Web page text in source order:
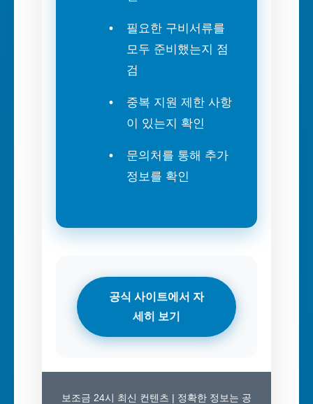
필요한 구비서류를
모두 준비했는지 점
검
중복 지원 제한 사항
이 있는지 확인
문의처를 통해 추가
정보를 확인
공식 사이트에서 자
세히 보기
보조금 24시 최신 컨텐츠 | 정확한 정보는 공